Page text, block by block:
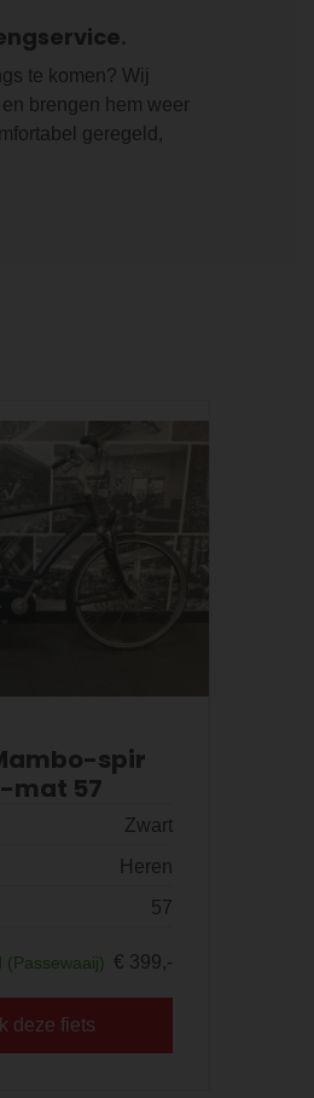
te komen? Wij
brengen hem weer
geregeld,
spir
mat 57
Zwart
Heren
57
(Passewaaij) € 399,-
deze fiets